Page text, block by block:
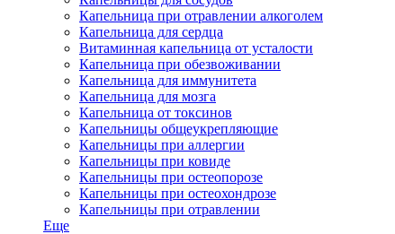
Капельница при отравлении алкоголем
Капельница для сердца
Витаминная капельница от усталости
Капельница при обезвоживании
Капельница для иммунитета
Капельница для мозга
Капельница от токсинов
Капельницы общеукрепляющие
Капельницы при аллергии
Капельницы при ковиде
Капельницы при остеопорозе
Капельницы при остеохондрозе
Капельницы при отравлении
Еще